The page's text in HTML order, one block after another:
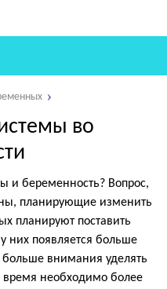
во
и беременность? Вопрос,
планирующие изменить
планируют поставить
них появляется больше
внимания уделять
время необходимо более